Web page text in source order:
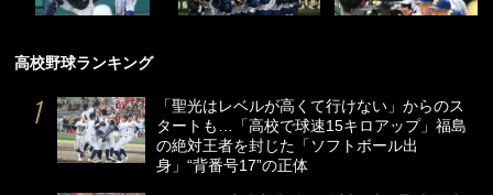
高校野球ランキング
「聖光はレベルが高くて行けない」からのス
タートも…「高校で球速15キロアップ」福島
の絶対王者を封じた「ソフトボール出
身」“背番号17”の正体